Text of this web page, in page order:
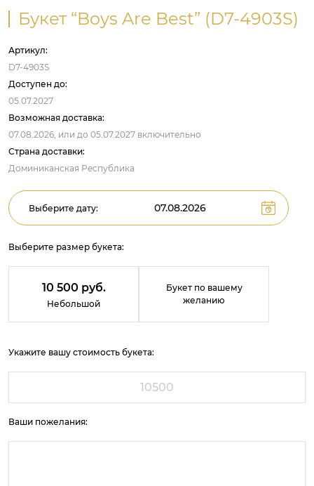
Букет “Boys Are Best” (D7-4903S)
Артикул:
D7-4903S
Доступен до:
05.07.2027
Возможная доставка:
07.08.2026, или до 05.07.2027 включительно
Страна доставки:
Доминиканская Республика
Выберите дату:
Выберите размер букета:
10 500 руб.
Небольшой
Букет по вашему
желанию
Укажите вашу стоимость букета:
Ваши пожелания: